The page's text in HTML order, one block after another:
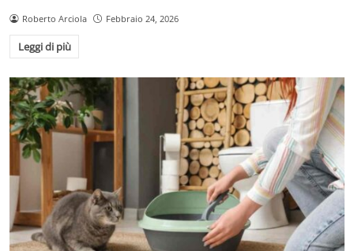
Roberto Arciola Febbraio 24, 2026
Leggi di più